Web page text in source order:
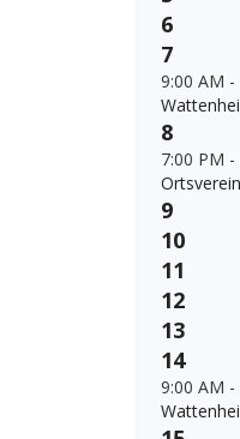
6
7
9:00 AM -
8
7:00 PM -
9
10
11
12
13
14
9:00 AM -